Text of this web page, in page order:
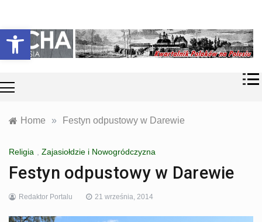
Otwórz pasek narzędzi
content
Echa
Polesia
współczesność
Polaków na
Polesiu.
Home » Festyn odpustowy w Darewie
Religia , Zajasiołdzie i Nowogródczyzna
Festyn odpustowy w Darewie
Redaktor Portalu 21 września, 2014